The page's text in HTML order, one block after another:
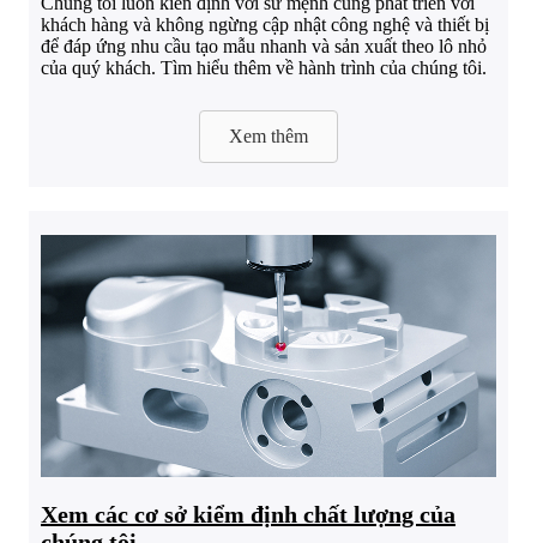
khách hàng và không ngừng cập nhật công nghệ và thiết bị
để đáp ứng nhu cầu tạo mẫu nhanh và sản xuất theo lô nhỏ
của quý khách. Tìm hiểu thêm về hành trình của chúng tôi.
Xem thêm
Xem các cơ sở kiểm định chất lượng của